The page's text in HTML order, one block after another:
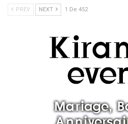
PREV NEXT 1 De 452